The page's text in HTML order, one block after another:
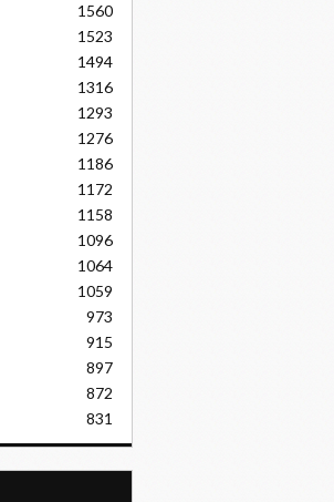
1560
1523
1494
1316
1293
1276
1186
1172
1158
1096
1064
1059
973
915
897
872
831